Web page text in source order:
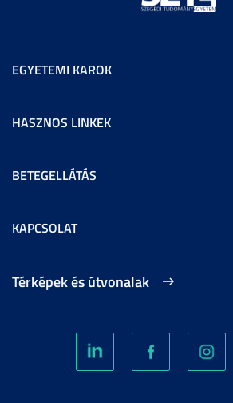
EGYETEMI KAROK
HASZNOS LINKEK
BETEGELLÁTÁS
KAPCSOLAT
Térképek és útvonalak